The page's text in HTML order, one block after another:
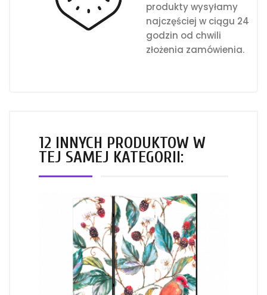
produkty wysyłamy
najczęściej w ciągu 24
godzin od chwili
złożenia zamówienia.
12 INNYCH PRODUKTÓW W
TEJ SAMEJ KATEGORII: